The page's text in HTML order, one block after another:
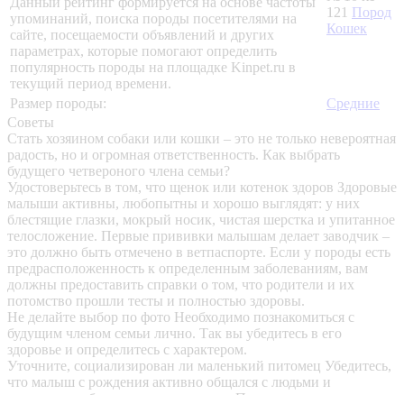
упоминаний, поиска породы посетителями на
сайте, посещаемости объявлений и других
параметрах, которые помогают определить
популярность породы на площадке Kinpet.ru в
текущий период времени.
121 Пород
Кошек
Размер породы:
Средние
Советы
Стать хозяином собаки или кошки – это не только невероятная
радость, но и огромная ответственность. Как выбрать
будущего четвероного члена семьи?
Удостоверьтесь в том, что щенок или котенок здоров Здоровые
малыши активны, любопытны и хорошо выглядят: у них
блестящие глазки, мокрый носик, чистая шерстка и упитанное
телосложение. Первые прививки малышам делает заводчик –
это должно быть отмечено в ветпаспорте. Если у породы есть
предрасположенность к определенным заболеваниям, вам
должны предоставить справки о том, что родители и их
потомство прошли тесты и полностью здоровы.
Не делайте выбор по фото Необходимо познакомиться с
будущим членом семьи лично. Так вы убедитесь в его
здоровье и определитесь с характером.
Уточните, социализирован ли маленький питомец Убедитесь,
что малыш с рождения активно общался с людьми и